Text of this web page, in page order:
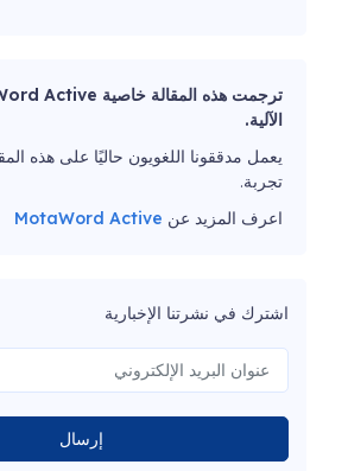
الآلية.
يعمل مدققونا اللغويون حاليًا على هذه
تجربة.
اعرف المزيد عن MotaWord Active
اشترك في نشرتنا الإخبارية
إرسال